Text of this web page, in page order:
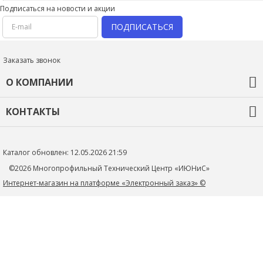
Подписаться на новости и акции
ПОДПИСАТЬСЯ
Заказать звонок
О КОМПАНИИ
О компании
Оплата и доставка
Гарантия и возврат
Контакты
Политика конфиденциальности
КОНТАКТЫ
+7 (918) 436-44-46
mtc_1@rambler.ru
352705, Краснодарский край, Тимашевский р-н, г.Тимашевск,
Каталог обновлен: 12.05.2026 21:59
©2026 Многопрофильный Технический Центр «ИЮНиС»
Интернет-магазин на платформе «Электронный заказ» ©